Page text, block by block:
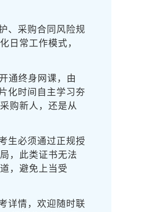
、采购合同风险规
日常工作模式，
通终身网课，由
化时间自主学习夯
购新人，还是从
生必须通过正规授
，此类证书无法
，避免上当受
详情，欢迎随时联